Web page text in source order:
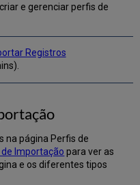
e gerenciar perfis de
Registros
na página Perfis de
Importação para ver as
e os diferentes tipos